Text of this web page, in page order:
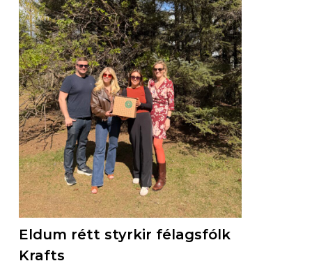
Eldum rétt styrkir félagsfólk
Krafts